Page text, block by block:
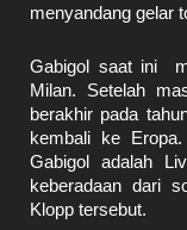
menyandang gelar
Gabigol saat ini
Milan. Setelah
berakhir pada
kembali ke
Gabigol adalah
keberadaan dari
Klopp tersebut.